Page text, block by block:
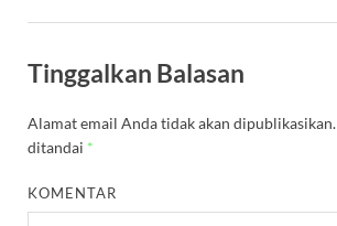
Tinggalkan Balasan
Alamat email Anda tidak akan dipublikasikan.
ditandai *
KOMENTAR